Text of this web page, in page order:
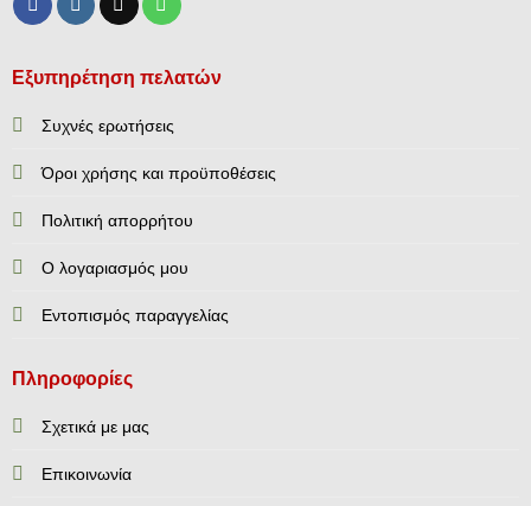
Εξυπηρέτηση πελατών
Συχνές ερωτήσεις
Όροι χρήσης και προϋποθέσεις
Πολιτική απορρήτου
Ο λογαριασμός μου
Εντοπισμός παραγγελίας
Πληροφορίες
Σχετικά με μας
Επικοινωνία